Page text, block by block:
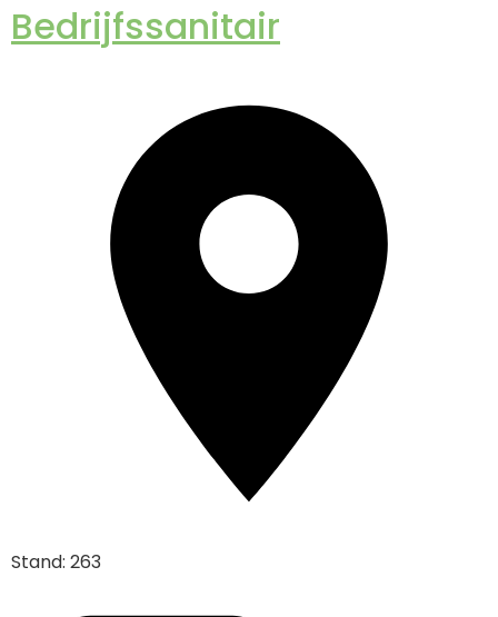
Bedrijfssanitair
Stand: 263